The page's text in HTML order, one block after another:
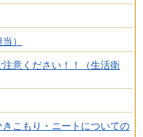
）
意ください！！（生活衛
こもり・ニートについての